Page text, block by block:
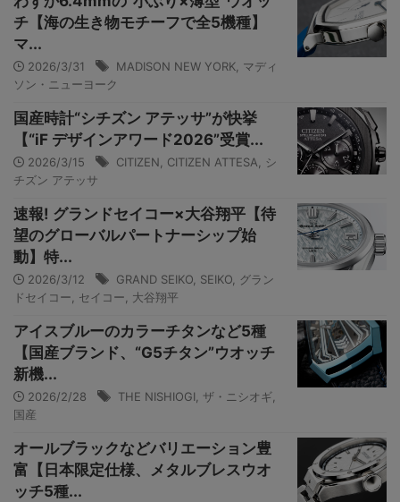
チ【海の生き物モチーフで全5機種】
マ...
2026/3/31 MADISON NEW YORK マディ
ソン・ニューヨーク
国産時計“シチズン アテッサ”が快挙
【“iF デザインアワード2026”受賞...
2026/3/15 CITIZEN CITIZEN ATTESA
シ
チズン アテッサ
速報! グランドセイコー×大谷翔平【待
望のグローバルパートナーシップ始
動】特...
2026/3/12 GRAND SEIKO SEIKO
グラン
ドセイコー
セイコー 大谷翔平
アイスブルーのカラーチタンなど5種
【国産ブランド、“G5チタン”ウオッチ
新機...
2026/2/28 THE NISHIOGI ザ・ニシオギ
国産
オールブラックなどバリエーション豊
富【日本限定仕様、メタルブレスウオ
ッチ5種...